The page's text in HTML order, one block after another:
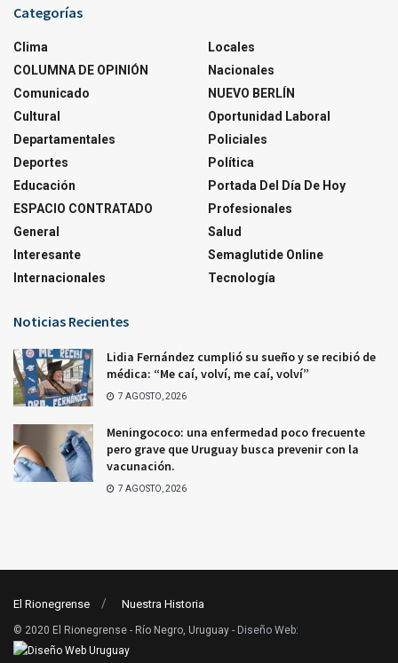
Categorías
Clima
COLUMNA DE OPINIÓN
Comunicado
Cultural
Departamentales
Deportes
Educación
ESPACIO CONTRATADO
General
Interesante
Internacionales
Locales
Nacionales
NUEVO BERLÍN
Oportunidad Laboral
Policiales
Política
Portada Del Día De Hoy
Profesionales
Salud
Semaglutide Online
Tecnología
Noticias Recientes
Lidia Fernández cumplió su sueño y se recibió de
médica: “Me caí, volví, me caí, volví”
7 AGOSTO, 2026
Meningococo: una enfermedad poco frecuente
pero grave que Uruguay busca prevenir con la
vacunación.
7 AGOSTO, 2026
El Rionegrense Nuestra Historia
© 2020 El Rionegrense - Río Negro, Uruguay - Diseño Web: